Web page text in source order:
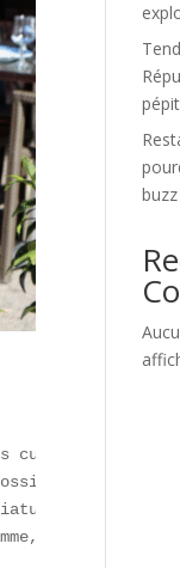
culinaires
Rossini) avec
notamment aux